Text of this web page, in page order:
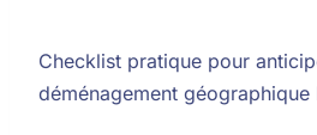
Checklist pratique pour
déménagement